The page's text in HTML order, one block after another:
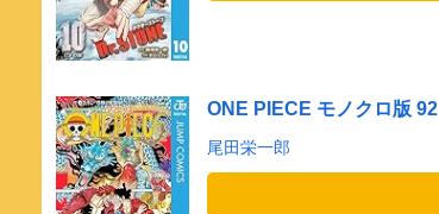
ONE PIECE モノクロ版 92
尾田栄一郎